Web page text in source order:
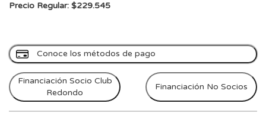
Precio Regular: $229.545
Conoce los métodos de pago
Financiación Socio Club
Redondo
Financiación No Socios